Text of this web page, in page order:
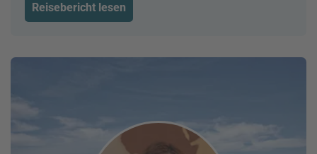
Reisebericht lesen